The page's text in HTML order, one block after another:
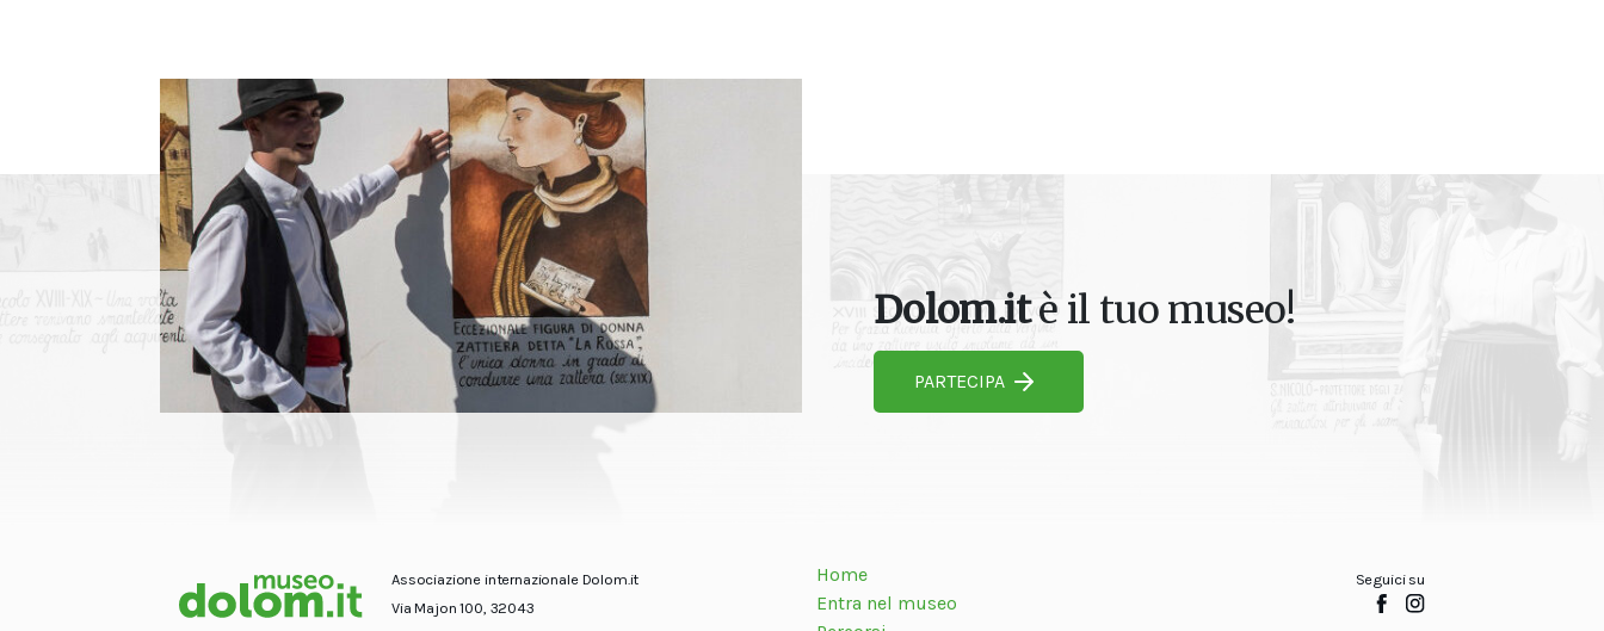
Dolom.itè il tuo museo!
PARTECIPA
Associazione internazionale Dolom.it
Via Majon 100, 32043
Home
Entra nel museo
Seguici su